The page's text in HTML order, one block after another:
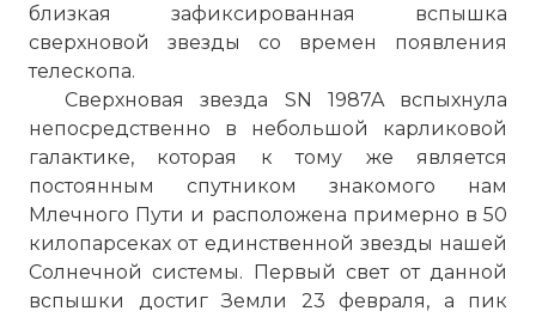
близкая зафиксированная вспышка
сверхновой звезды со времен появления
телескопа.
Сверхновая звезда SN 1987A вспыхнула
непосредственно в небольшой карликовой
галактике, которая к тому же является
постоянным спутником знакомого нам
Млечного Пути и расположена примерно в 50
килопарсеках от единственной звезды нашей
Солнечной системы. Первый свет от данной
вспышки достиг Земли 23 февраля, а пик